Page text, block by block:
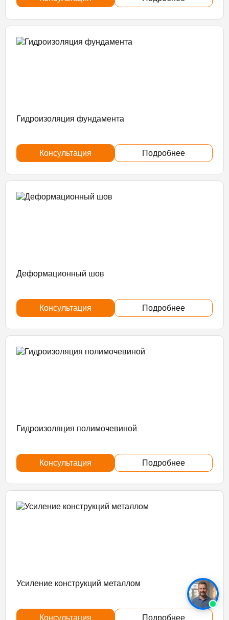
Гидроизоляция фундамента
Консультация Подробнее
Деформационный шов
Консультация Подробнее
Гидроизоляция полимочевиной
Консультация Подробнее
Усиление конструкций металлом
Консультация Подробнее